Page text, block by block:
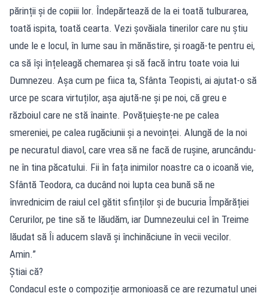
părinții și de copiii lor. Îndepărtează de la ei toată tulburarea,
toată ispita, toată cearta. Vezi șovăiala tinerilor care nu știu
unde le e locul, în lume sau în mănăstire, și roagă-te pentru ei,
ca să își înțeleagă chemarea și să facă întru toate voia lui
Dumnezeu. Așa cum pe fiica ta, Sfânta Teopisti, ai ajutat-o să
urce pe scara virtuților, așa ajută-ne și pe noi, că greu e
războiul care ne stă înainte. Povățuiește-ne pe calea
smereniei, pe calea rugăciunii și a nevoinței. Alungă de la noi
pe necuratul diavol, care vrea să ne facă de rușine, aruncându-
ne în tina păcatului. Fii în fața inimilor noastre ca o icoană vie,
Sfântă Teodora, ca ducând noi lupta cea bună să ne
învrednicim de raiul cel gătit sfinților și de bucuria Împărăției
Cerurilor, pe tine să te lăudăm, iar Dumnezeului cel în Treime
lăudat să Îi aducem slavă și închinăciune în vecii vecilor.
Amin.”
Știai că?
Condacul este o compoziție armonioasă ce are rezumatul unei